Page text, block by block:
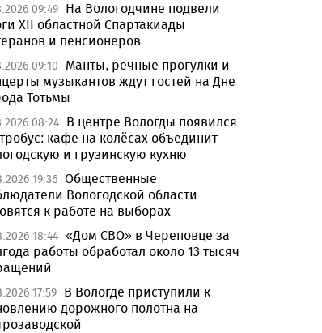
09:49 На Вологодчине подвели
XII областной Спартакиады
и пенсионеров
09:10
Манты, речные прогулки и
музыкантов ждут гостей на Дне
Тотьмы
08:24 В центре Вологды появился
кафе на колёсах объединит
и грузинскую кухню
19:36 Общественные
Вологодской области
к работе на выборах
18:44 «Дом СВО» в Череповце за
работы обработал около 13 тысяч
17:59 В Вологде приступили к
дорожного полотна на